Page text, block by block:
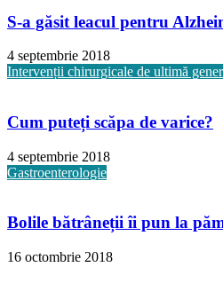
S-a găsit leacul pentru
4 septembrie 2018
Intervenții chirurgicale de ultimă
Cum puteți scăpa de varice?
4 septembrie 2018
Gastroenterologie
Bolile bătrâneții îi pun la
16 octombrie 2018